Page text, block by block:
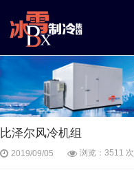
比泽尔风冷机组
2019/09/05 浏览：3511 次